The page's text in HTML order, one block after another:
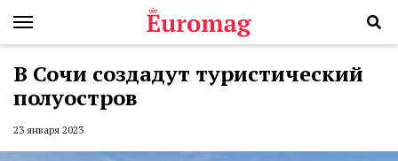
В Сочи создадут туристический
полуостров
23 января 2023